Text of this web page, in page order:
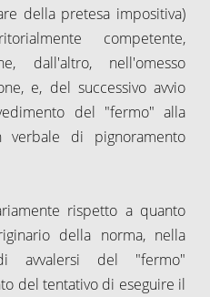
della pretesa impositiva)
competente,
dall'altro, nell'omesso
e, del successivo avvio
del "fermo" alla
di pignoramento
rispetto a quanto
della norma, nella
avvalersi del "fermo"
del tentativo di eseguire il